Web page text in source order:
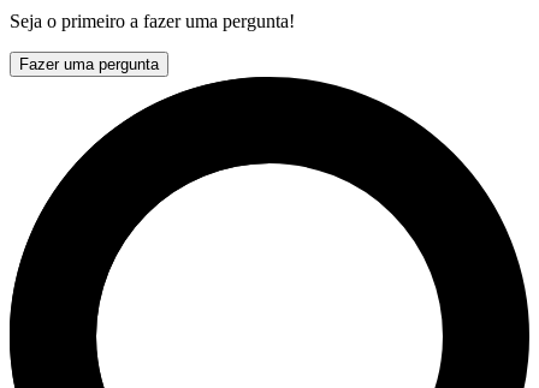
Seja o primeiro a fazer uma pergunta!
Fazer uma pergunta